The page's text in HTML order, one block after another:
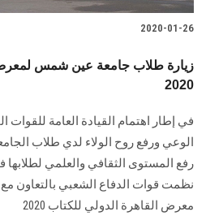
2020-01-26
زيارة طلاب جامعة عين شمس لمعرض
2020
في إطار اهتمام القيادة العامة للقوات
الوعي ورفع روح الولاء لدي طلاب
رفع المستوى الثقافي والعلمي
نظمت قوات الدفاع الشعبي بالتعاون
معرض القاهرة الدولي للكتاب 2020